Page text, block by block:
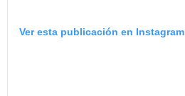
Ver esta publicación en Instagram